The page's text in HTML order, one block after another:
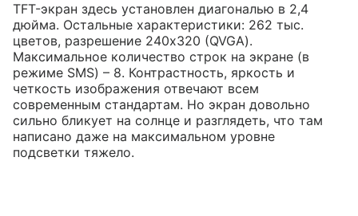
TFT-экран здесь установлен диагональю в 2,4
дюйма. Остальные характеристики: 262 тыс.
цветов, разрешение 240х320 (QVGA).
Максимальное количество строк на экране (в
режиме SMS) – 8. Контрастность, яркость и
четкость изображения отвечают всем
современным стандартам. Но экран довольно
сильно бликует на солнце и разглядеть, что там
написано даже на максимальном уровне
подсветки тяжело.